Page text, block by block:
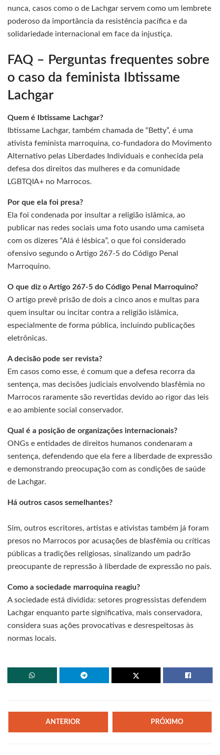
nunca, casos como o de Lachgar servem como um lembrete
poderoso da importância da resistência pacífica e da
solidariedade internacional em face da injustiça.
FAQ – Perguntas frequentes sobre
o caso da feminista Ibtissame
Lachgar
Quem é Ibtissame Lachgar?
Ibtissame Lachgar, também chamada de “Betty”, é uma
ativista feminista marroquina, co-fundadora do Movimento
Alternativo pelas Liberdades Individuais e conhecida pela
defesa dos direitos das mulheres e da comunidade
LGBTQIA+ no Marrocos.
Por que ela foi presa?
Ela foi condenada por insultar a religião islâmica, ao
publicar nas redes sociais uma foto usando uma camiseta
com os dizeres “Alá é lésbica”, o que foi considerado
ofensivo segundo o Artigo 267-5 do Código Penal
Marroquino.
O que diz o Artigo 267-5 do Código Penal Marroquino?
O artigo prevê prisão de dois a cinco anos e multas para
quem insultar ou incitar contra a religião islâmica,
especialmente de forma pública, incluindo publicações
eletrônicas.
A decisão pode ser revista?
Em casos como esse, é comum que a defesa recorra da
sentença, mas decisões judiciais envolvendo blasfêmia no
Marrocos raramente são revertidas devido ao rigor das leis
e ao ambiente social conservador.
Qual é a posição de organizações internacionais?
ONGs e entidades de direitos humanos condenaram a
sentença, defendendo que ela fere a liberdade de expressão
e demonstrando preocupação com as condições de saúde
de Lachgar.
Há outros casos semelhantes?
Sim, outros escritores, artistas e ativistas também já foram
presos no Marrocos por acusações de blasfêmia ou críticas
públicas a tradições religiosas, sinalizando um padrão
preocupante de repressão à liberdade de expressão no país.
Como a sociedade marroquina reagiu?
A sociedade está dividida: setores progressistas defendem
Lachgar enquanto parte significativa, mais conservadora,
considera suas ações provocativas e desrespeitosas às
normas locais.
ANTERIOR PRÓXIMO